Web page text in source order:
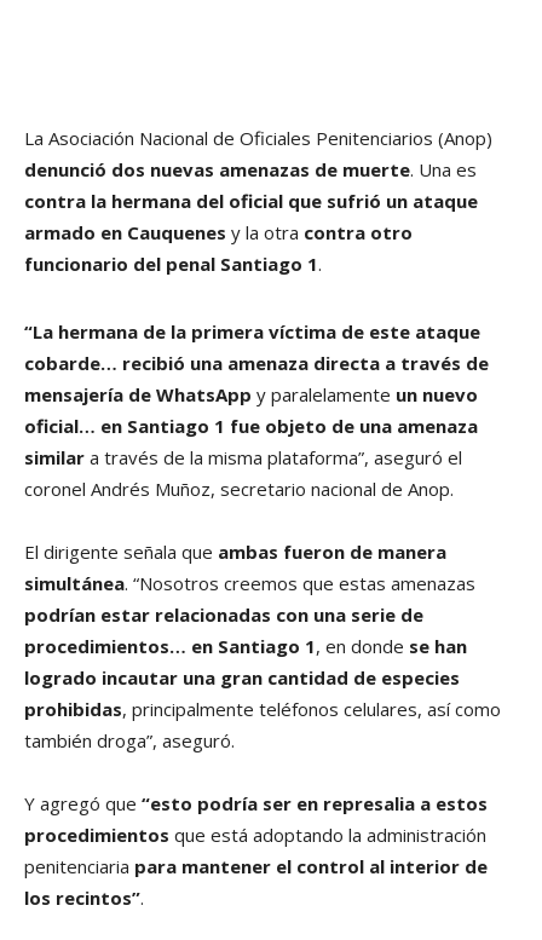
La Asociación Nacional de Oficiales Penitenciarios (Anop)
denunció dos nuevas amenazas de muerte. Una es
contra la hermana del oficial que sufrió un ataque
armado en Cauquenes y la otra contra otro
funcionario del penal Santiago 1.
“La hermana de la primera víctima de este ataque
cobarde… recibió una amenaza directa a través de
mensajería de WhatsApp y paralelamente un nuevo
oficial… en Santiago 1 fue objeto de una amenaza
similar a través de la misma plataforma”, aseguró el
coronel Andrés Muñoz, secretario nacional de Anop.
El dirigente señala que ambas fueron de manera
simultánea. “Nosotros creemos que estas amenazas
podrían estar relacionadas con una serie de
procedimientos… en Santiago 1, en donde se han
logrado incautar una gran cantidad de especies
prohibidas, principalmente teléfonos celulares, así como
también droga”, aseguró.
Y agregó que “esto podría ser en represalia a estos
procedimientos que está adoptando la administración
penitenciaria para mantener el control al interior de
los recintos”.